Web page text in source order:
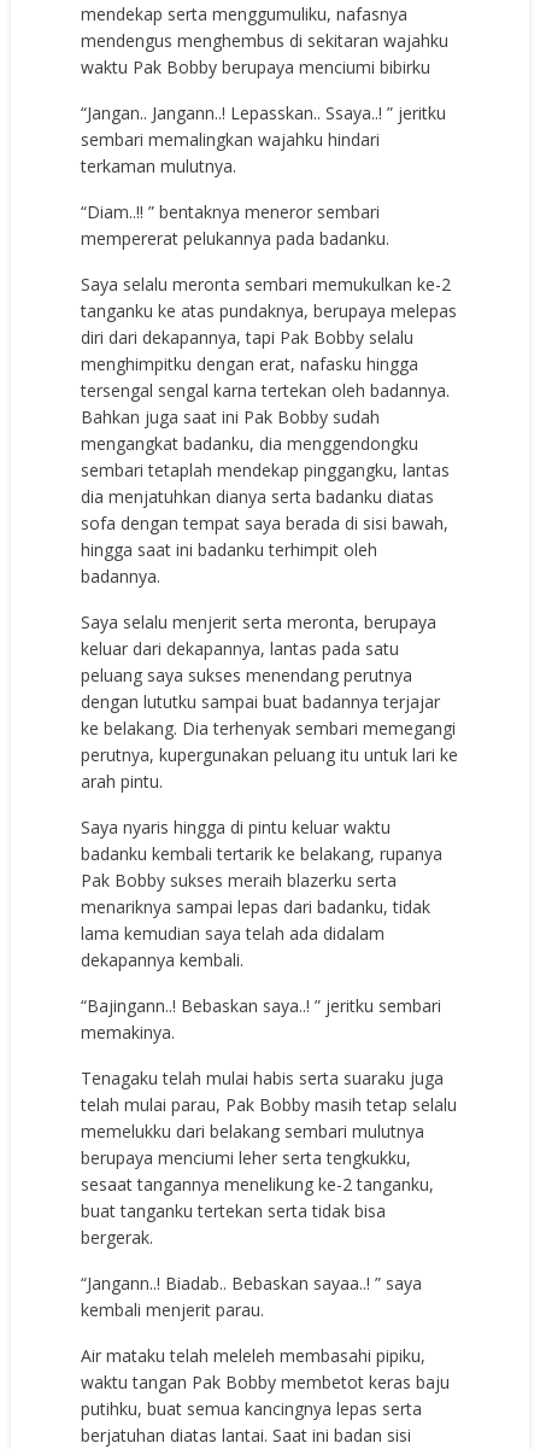
mendekap serta menggumuliku, nafasnya
mendengus menghembus di sekitaran wajahku
waktu Pak Bobby berupaya menciumi bibirku
“Jangan.. Jangann..! Lepasskan.. Ssaya..! ” jeritku
sembari memalingkan wajahku hindari
terkaman mulutnya.
“Diam..!! ” bentaknya meneror sembari
mempererat pelukannya pada badanku.
Saya selalu meronta sembari memukulkan ke-2
tanganku ke atas pundaknya, berupaya melepas
diri dari dekapannya, tapi Pak Bobby selalu
menghimpitku dengan erat, nafasku hingga
tersengal sengal karna tertekan oleh badannya.
Bahkan juga saat ini Pak Bobby sudah
mengangkat badanku, dia menggendongku
sembari tetaplah mendekap pinggangku, lantas
dia menjatuhkan dianya serta badanku diatas
sofa dengan tempat saya berada di sisi bawah,
hingga saat ini badanku terhimpit oleh
badannya.
Saya selalu menjerit serta meronta, berupaya
keluar dari dekapannya, lantas pada satu
peluang saya sukses menendang perutnya
dengan lututku sampai buat badannya terjajar
ke belakang. Dia terhenyak sembari memegangi
perutnya, kupergunakan peluang itu untuk lari ke
arah pintu.
Saya nyaris hingga di pintu keluar waktu
badanku kembali tertarik ke belakang, rupanya
Pak Bobby sukses meraih blazerku serta
menariknya sampai lepas dari badanku, tidak
lama kemudian saya telah ada didalam
dekapannya kembali.
“Bajingann..! Bebaskan saya..! ” jeritku sembari
memakinya.
Tenagaku telah mulai habis serta suaraku juga
telah mulai parau, Pak Bobby masih tetap selalu
memelukku dari belakang sembari mulutnya
berupaya menciumi leher serta tengkukku,
sesaat tangannya menelikung ke-2 tanganku,
buat tanganku tertekan serta tidak bisa
bergerak.
“Jangann..! Biadab.. Bebaskan sayaa..! ” saya
kembali menjerit parau.
Air mataku telah meleleh membasahi pipiku,
waktu tangan Pak Bobby membetot keras baju
putihku, buat semua kancingnya lepas serta
berjatuhan diatas lantai. Saat ini badan sisi